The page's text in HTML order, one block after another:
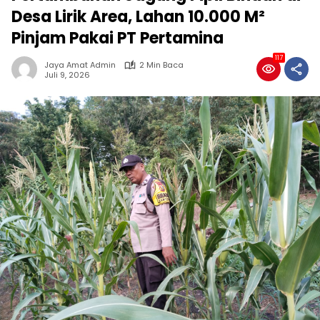
Desa Lirik Area, Lahan 10.000 M²
Pinjam Pakai PT Pertamina
Jaya Amat Admin
2 Min Baca
Juli 9, 2026
117